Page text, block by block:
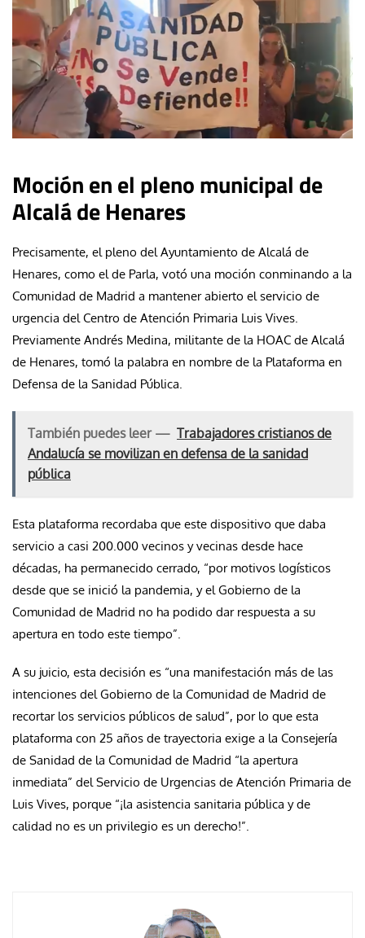
Moción en el pleno municipal de
Alcalá de Henares
Precisamente, el pleno del Ayuntamiento de Alcalá de
Henares, como el de Parla, votó una moción conminando a la
Comunidad de Madrid a mantener abierto el servicio de
urgencia del Centro de Atención Primaria Luis Vives.
Previamente Andrés Medina, militante de la HOAC de Alcalá
de Henares, tomó la palabra en nombre de la Plataforma en
Defensa de la Sanidad Pública.
También puedes leer — Trabajadores cristianos de
Andalucía se movilizan en defensa de la sanidad
pública
Esta plataforma recordaba que este dispositivo que daba
servicio a casi 200.000 vecinos y vecinas desde hace
décadas, ha permanecido cerrado, “por motivos logísticos
desde que se inició la pandemia, y el Gobierno de la
Comunidad de Madrid no ha podido dar respuesta a su
apertura en todo este tiempo”.
A su juicio, esta decisión es “una manifestación más de las
intenciones del Gobierno de la Comunidad de Madrid de
recortar los servicios públicos de salud”, por lo que esta
plataforma con 25 años de trayectoria exige a la Consejería
de Sanidad de la Comunidad de Madrid “la apertura
inmediata” del Servicio de Urgencias de Atención Primaria de
Luis Vives, porque “¡la asistencia sanitaria pública y de
calidad no es un privilegio es un derecho!”.